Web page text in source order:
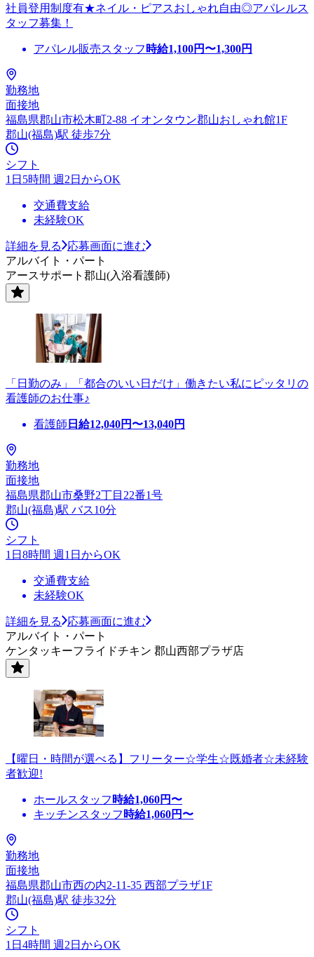
社員登用制度有★ネイル・ピアスおしゃれ自由◎アパレルス
タッフ募集！
アパレル販売スタッフ 時給1,100円〜1,300円
勤務地
面接地
福島県郡山市松木町2-88 イオンタウン郡山おしゃれ館1F
郡山(福島)駅 徒歩7分
シフト
1日5時間 週2日からOK
交通費支給
未経験OK
詳細を見る
応募画面に進む
アルバイト・パート
アースサポート郡山(入浴看護師)
「日勤のみ」「都合のいい日だけ」働きたい私にピッタリの
看護師のお仕事♪
看護師 日給12,040円〜13,040円
勤務地
面接地
福島県郡山市桑野2丁目22番1号
郡山(福島)駅 バス10分
シフト
1日8時間 週1日からOK
交通費支給
未経験OK
詳細を見る
応募画面に進む
アルバイト・パート
ケンタッキーフライドチキン 郡山西部プラザ店
【曜日・時間が選べる】フリーター☆学生☆既婚者☆未経験
者歓迎!
ホールスタッフ 時給1,060円〜
キッチンスタッフ 時給1,060円〜
勤務地
面接地
福島県郡山市西の内2-11-35 西部プラザ1F
郡山(福島)駅 徒歩32分
シフト
1日4時間 週2日からOK